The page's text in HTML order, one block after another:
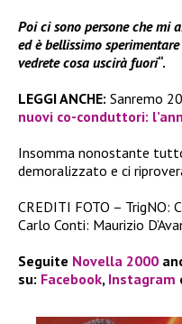
Poi ci sono persone che mi
ed è bellissimo
vedrete cosa uscirà fuori“.
LEGGI ANCHE: Sanremo
nuovi co-conduttori:
Insomma nonostante
demoralizzato e ci
CREDITI FOTO – TrigNO:
Carlo Conti: Maurizio
Seguite Novella 2000
su: Facebook, Instagram